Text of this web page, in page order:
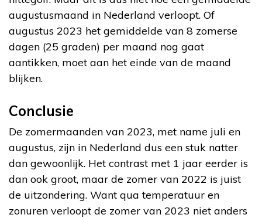
augustusmaand in Nederland verloopt. Of
augustus 2023 het gemiddelde van 8 zomerse
dagen (25 graden) per maand nog gaat
aantikken, moet aan het einde van de maand
blijken.
Conclusie
De zomermaanden van 2023, met name juli en
augustus, zijn in Nederland dus een stuk natter
dan gewoonlijk. Het contrast met 1 jaar eerder is
dan ook groot, maar de zomer van 2022 is juist
de uitzondering. Want qua temperatuur en
zonuren verloopt de zomer van 2023 niet anders